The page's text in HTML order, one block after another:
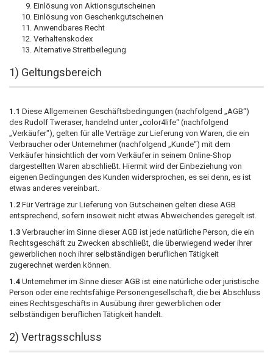
Einlösung von Aktionsgutscheinen
Einlösung von Geschenkgutscheinen
Anwendbares Recht
Verhaltenskodex
Alternative Streitbeilegung
1) Geltungsbereich
1.1 Diese Allgemeinen Geschäftsbedingungen (nachfolgend „AGB“)
des Rudolf Tweraser, handelnd unter „color4life“ (nachfolgend
„Verkäufer"), gelten für alle Verträge zur Lieferung von Waren, die ein
Verbraucher oder Unternehmer (nachfolgend „Kunde“) mit dem
Verkäufer hinsichtlich der vom Verkäufer in seinem Online-Shop
dargestellten Waren abschließt. Hiermit wird der Einbeziehung von
eigenen Bedingungen des Kunden widersprochen, es sei denn, es ist
etwas anderes vereinbart.
1.2 Für Verträge zur Lieferung von Gutscheinen gelten diese AGB
entsprechend, sofern insoweit nicht etwas Abweichendes geregelt ist.
1.3 Verbraucher im Sinne dieser AGB ist jede natürliche Person, die ein
Rechtsgeschäft zu Zwecken abschließt, die überwiegend weder ihrer
gewerblichen noch ihrer selbständigen beruflichen Tätigkeit
zugerechnet werden können.
1.4 Unternehmer im Sinne dieser AGB ist eine natürliche oder juristische
Person oder eine rechtsfähige Personengesellschaft, die bei Abschluss
eines Rechtsgeschäfts in Ausübung ihrer gewerblichen oder
selbständigen beruflichen Tätigkeit handelt.
2) Vertragsschluss